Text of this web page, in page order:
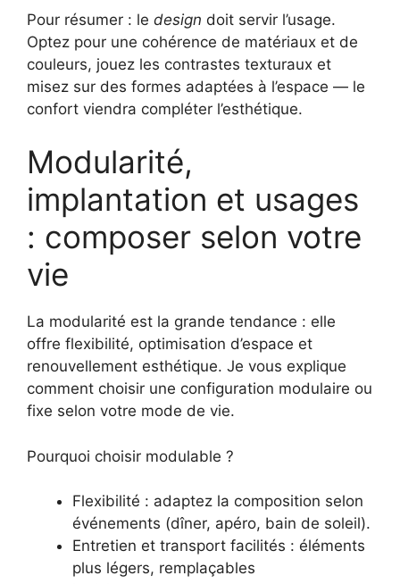
Pour résumer : le design doit servir l’usage.
Optez pour une cohérence de matériaux et de
couleurs, jouez les contrastes texturaux et
misez sur des formes adaptées à l’espace — le
confort viendra compléter l’esthétique.
Modularité,
implantation et usages
: composer selon votre
vie
La modularité est la grande tendance : elle
offre flexibilité, optimisation d’espace et
renouvellement esthétique. Je vous explique
comment choisir une configuration modulaire ou
fixe selon votre mode de vie.
Pourquoi choisir modulable ?
Flexibilité : adaptez la composition selon
événements (dîner, apéro, bain de soleil).
Entretien et transport facilités : éléments
plus légers, remplaçables